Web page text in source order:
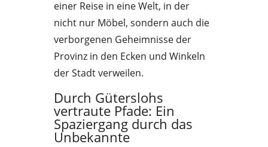
einer Reise in eine Welt, in der
nicht nur Möbel, sondern auch die
verborgenen Geheimnisse der
Provinz in den Ecken und Winkeln
der Stadt verweilen.
Durch Güterslohs
vertraute Pfade: Ein
Spaziergang durch das
Unbekannte